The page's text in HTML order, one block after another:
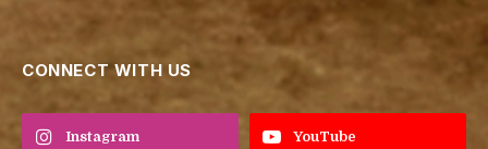
CONNECT WITH US
Instagram YouTube